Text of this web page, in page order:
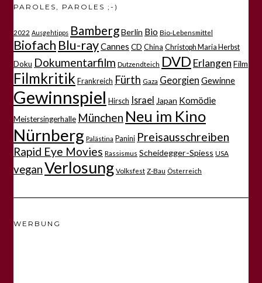
PAROLES, PAROLES ;-)
2022 Ausgehtipps BambergBerlin Bio Bio-Lebensmittel
Biofach Blu-rayCannes CD China Christoph Maria Herbst
Doku Dokumentarfilm Dutzendteich DVD Erlangen Film
Filmkritik Frankreich Fürth Gaza Georgien Gewinne
Gewinnspiel Hirsch Israel Japan Komödie
Meistersingerhalle München Neu im Kino
Nürnberg Palästina Panini Preisausschreiben
Rapid Eye Movies Rassismus Scheidegger-Spiess USA
veganVerlosung Volksfest Z-Bau Österreich
WERBUNG